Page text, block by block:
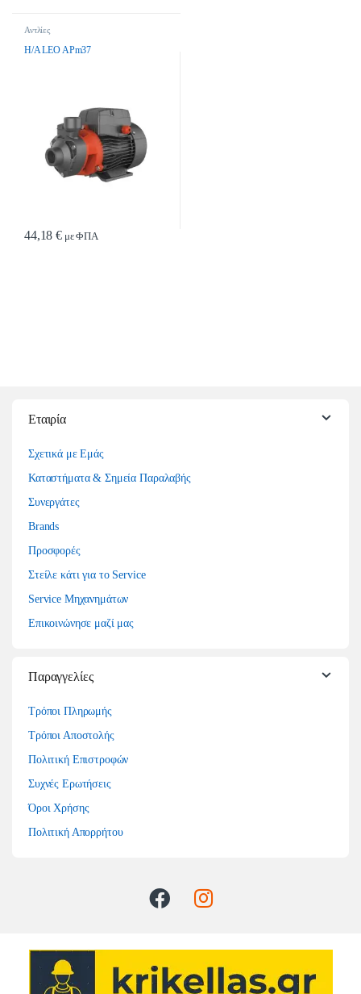
Αντλίες
H/A LEO APm37
44,18€ με ΦΠΑ
Εταιρία
Σχετικά με Εμάς
Καταστήματα & Σημεία Παραλαβής
Συνεργάτες
Brands
Προσφορές
Στείλε κάτι για το Service
Service Μηχανημάτων
Επικοινώνησε μαζί μας
Παραγγελίες
Τρόποι Πληρωμής
Τρόποι Αποστολής
Πολιτική Επιστροφών
Συχνές Ερωτήσεις
Όροι Χρήσης
Πολιτική Απορρήτου